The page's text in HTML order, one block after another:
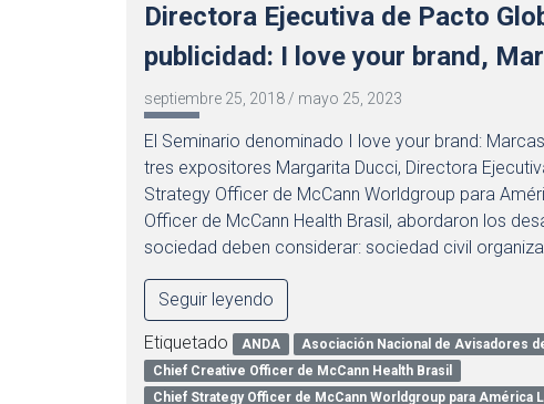
Directora Ejecutiva de Pacto
publicidad: I love your brand,
septiembre 25, 2018 / mayo 25, 2023
El Seminario denominado I love your brand:
tres expositores Margarita Ducci, Directora
Strategy Officer de McCann Worldgroup para
Officer de McCann Health Brasil, abordaron los
sociedad deben considerar: sociedad civil
Seguir leyendo
Etiquetado ANDA Asociación Nacional de Avisadores
Chief Creative Officer de McCann Health Brasil
Chief Strategy Officer de McCann Worldgroup para América